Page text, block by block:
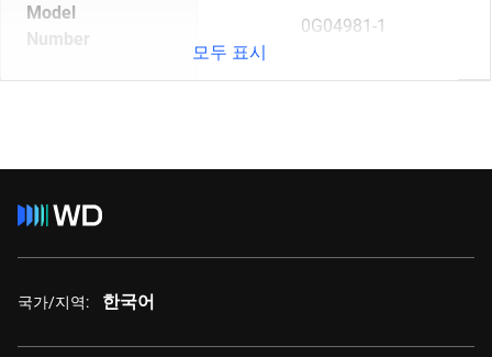
Model
Number
0G04981-1
모두 표시
국가/지역: 한국어